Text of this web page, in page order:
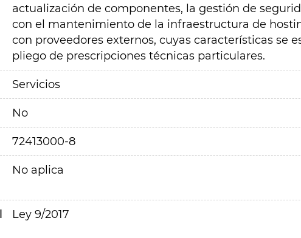
actualización de componentes, la gestión de
con el mantenimiento de la infraestructura de
con proveedores externos, cuyas características se
pliego de prescripciones técnicas particulares.
Servicios
No
72413000-8
No aplica
Ley 9/2017